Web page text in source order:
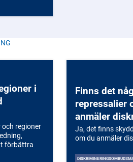
har till
personers
ger ut
för att
i
regioner
förbättra
Finns det
repressalier
anmäler
Ja, det finns
om du anmäler